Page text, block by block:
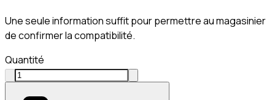
Une seule information suffit pour permettre au magasinier
de confirmer la compatibilité.
Quantité